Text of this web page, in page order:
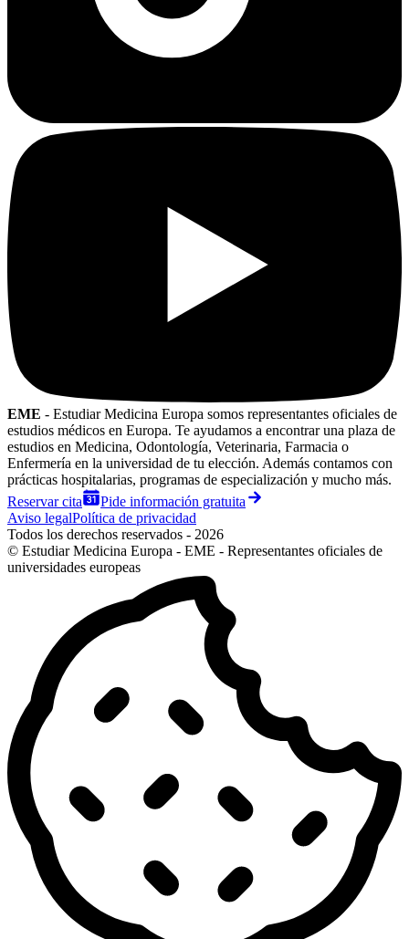
EME - Estudiar Medicina Europa somos representantes oficiales de
estudios médicos en Europa. Te ayudamos a encontrar una plaza de
estudios en Medicina, Odontología, Veterinaria, Farmacia o
Enfermería en la universidad de tu elección. Además contamos con
prácticas hospitalarias, programas de especialización y mucho más.
Reservar cita
Pide información gratuita
Aviso legalPolítica de privacidad
Todos los derechos reservados - 2026
© Estudiar Medicina Europa - EME - Representantes oficiales de
universidades europeas